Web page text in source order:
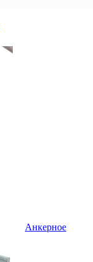
Анкерное